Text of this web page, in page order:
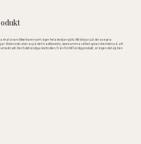
shatavari-tillverkaren som äger hela kedjan själv. Allt börjar på deras egna
Roten extraheras på det traditionella, skonsamma sättet green chemistry så att
Den fullständiga kontrollen, från frö till färdig produkt, är ingen detalj. Den